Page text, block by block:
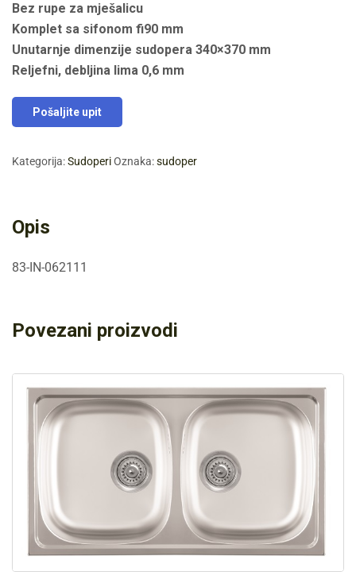
Bez rupe za mješalicu
Komplet sa sifonom fi90 mm
Unutarnje dimenzije sudopera 340×370 mm
Reljefni, debljina lima 0,6 mm
Pošaljite upit
Kategorija:SudoperiOznaka:sudoper
Opis
83-IN-062111
Povezani proizvodi